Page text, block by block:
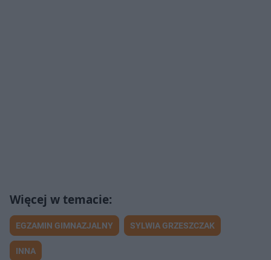
EGZAMIN GIMNAZJALNY SYLWIA GRZESZCZAK
INNA